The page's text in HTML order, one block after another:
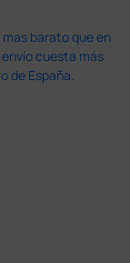
barato que en
cuesta más
de España.